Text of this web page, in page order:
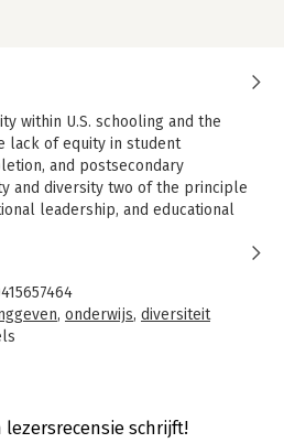
within U.S. schooling and the
lack of equity in student
and postsecondary
and diversity two of the principle
leadership, and educational
on Educational Leadership for
research-based handbook that
the broad diversity in U.S. schools
gender, disability, sexual
and assets that diversity brings
deficit thinking, biases, and
, onderwijs, diversiteit
lezersrecensie schrijft!